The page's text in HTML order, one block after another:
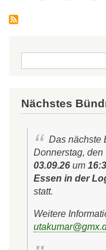
Suche
Nächstes
Das nächste
Donnerstag, den
03.09.26 um
Essen in der
statt.
Weitere